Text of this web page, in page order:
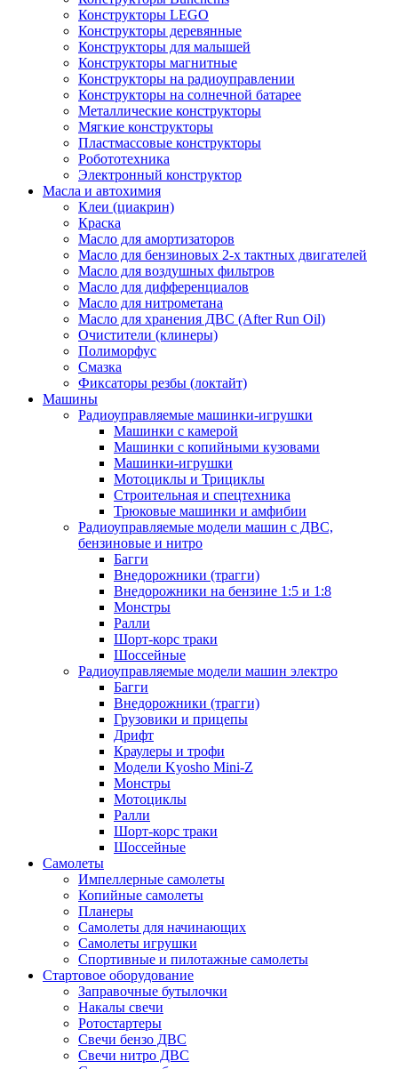
Конструкторы LEGO
Конструкторы деревянные
Конструкторы для малышей
Конструкторы магнитные
Конструкторы на радиоуправлении
Конструкторы на солнечной батарее
Металлические конструкторы
Мягкие конструкторы
Пластмассовые конструкторы
Робототехника
Электронный конструктор
Масла и автохимия
Клеи (циакрин)
Краска
Масло для амортизаторов
Масло для бензиновых 2-х тактных двигателей
Масло для воздушных фильтров
Масло для дифференциалов
Масло для нитрометана
Масло для хранения ДВС (After Run Oil)
Очистители (клинеры)
Полиморфус
Смазка
Фиксаторы резбы (локтайт)
Машины
Радиоуправляемые машинки-игрушки
Машинки с камерой
Машинки с копийными кузовами
Машинки-игрушки
Мотоциклы и Трициклы
Строительная и спецтехника
Трюковые машинки и амфибии
Радиоуправляемые модели машин с ДВС,
бензиновые и нитро
Багги
Внедорожники (трагги)
Внедорожники на бензине 1:5 и 1:8
Монстры
Ралли
Шорт-корс траки
Шоссейные
Радиоуправляемые модели машин электро
Багги
Внедорожники (трагги)
Грузовики и прицепы
Дрифт
Краулеры и трофи
Модели Kyosho Mini-Z
Монстры
Мотоциклы
Ралли
Шорт-корс траки
Шоссейные
Самолеты
Импеллерные самолеты
Копийные самолеты
Планеры
Самолеты для начинающих
Самолеты игрушки
Спортивные и пилотажные самолеты
Стартовое оборудование
Заправочные бутылочки
Накалы свечи
Ротостартеры
Свечи бензо ДВС
Свечи нитро ДВС